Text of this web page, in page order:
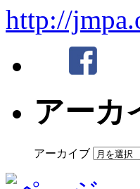
http://
アーカ
アーカイブ